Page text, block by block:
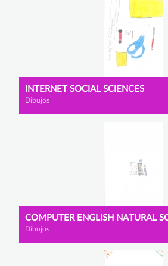
INTERNET SOCIAL SCIENCES
Dibujos
Dibujos